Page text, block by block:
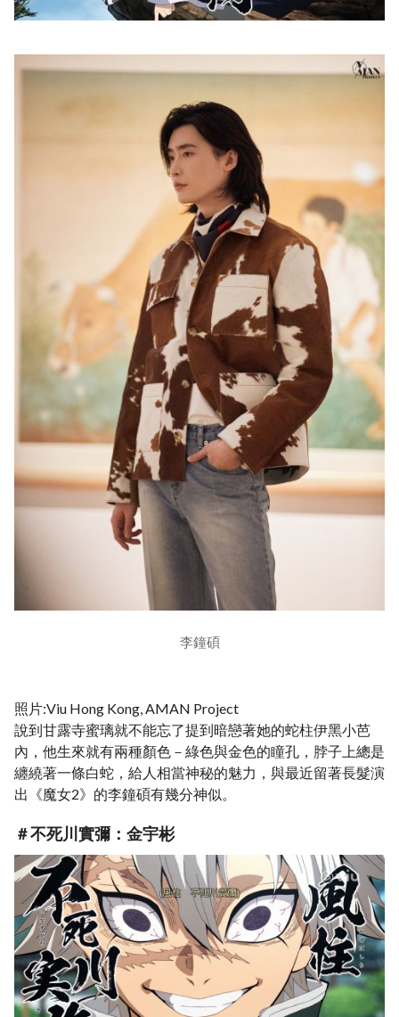
李鐘碩
照片:Viu Hong Kong, AMAN Project
說到甘露寺蜜璃就不能忘了提到暗戀著她的蛇柱伊黑小芭
內，他生來就有兩種顏色－綠色與金色的瞳孔，脖子上總是
纏繞著一條白蛇，給人相當神秘的魅力，與最近留著長髮演
出《魔女2》的李鐘碩有幾分神似。
＃不死川實彌：金宇彬